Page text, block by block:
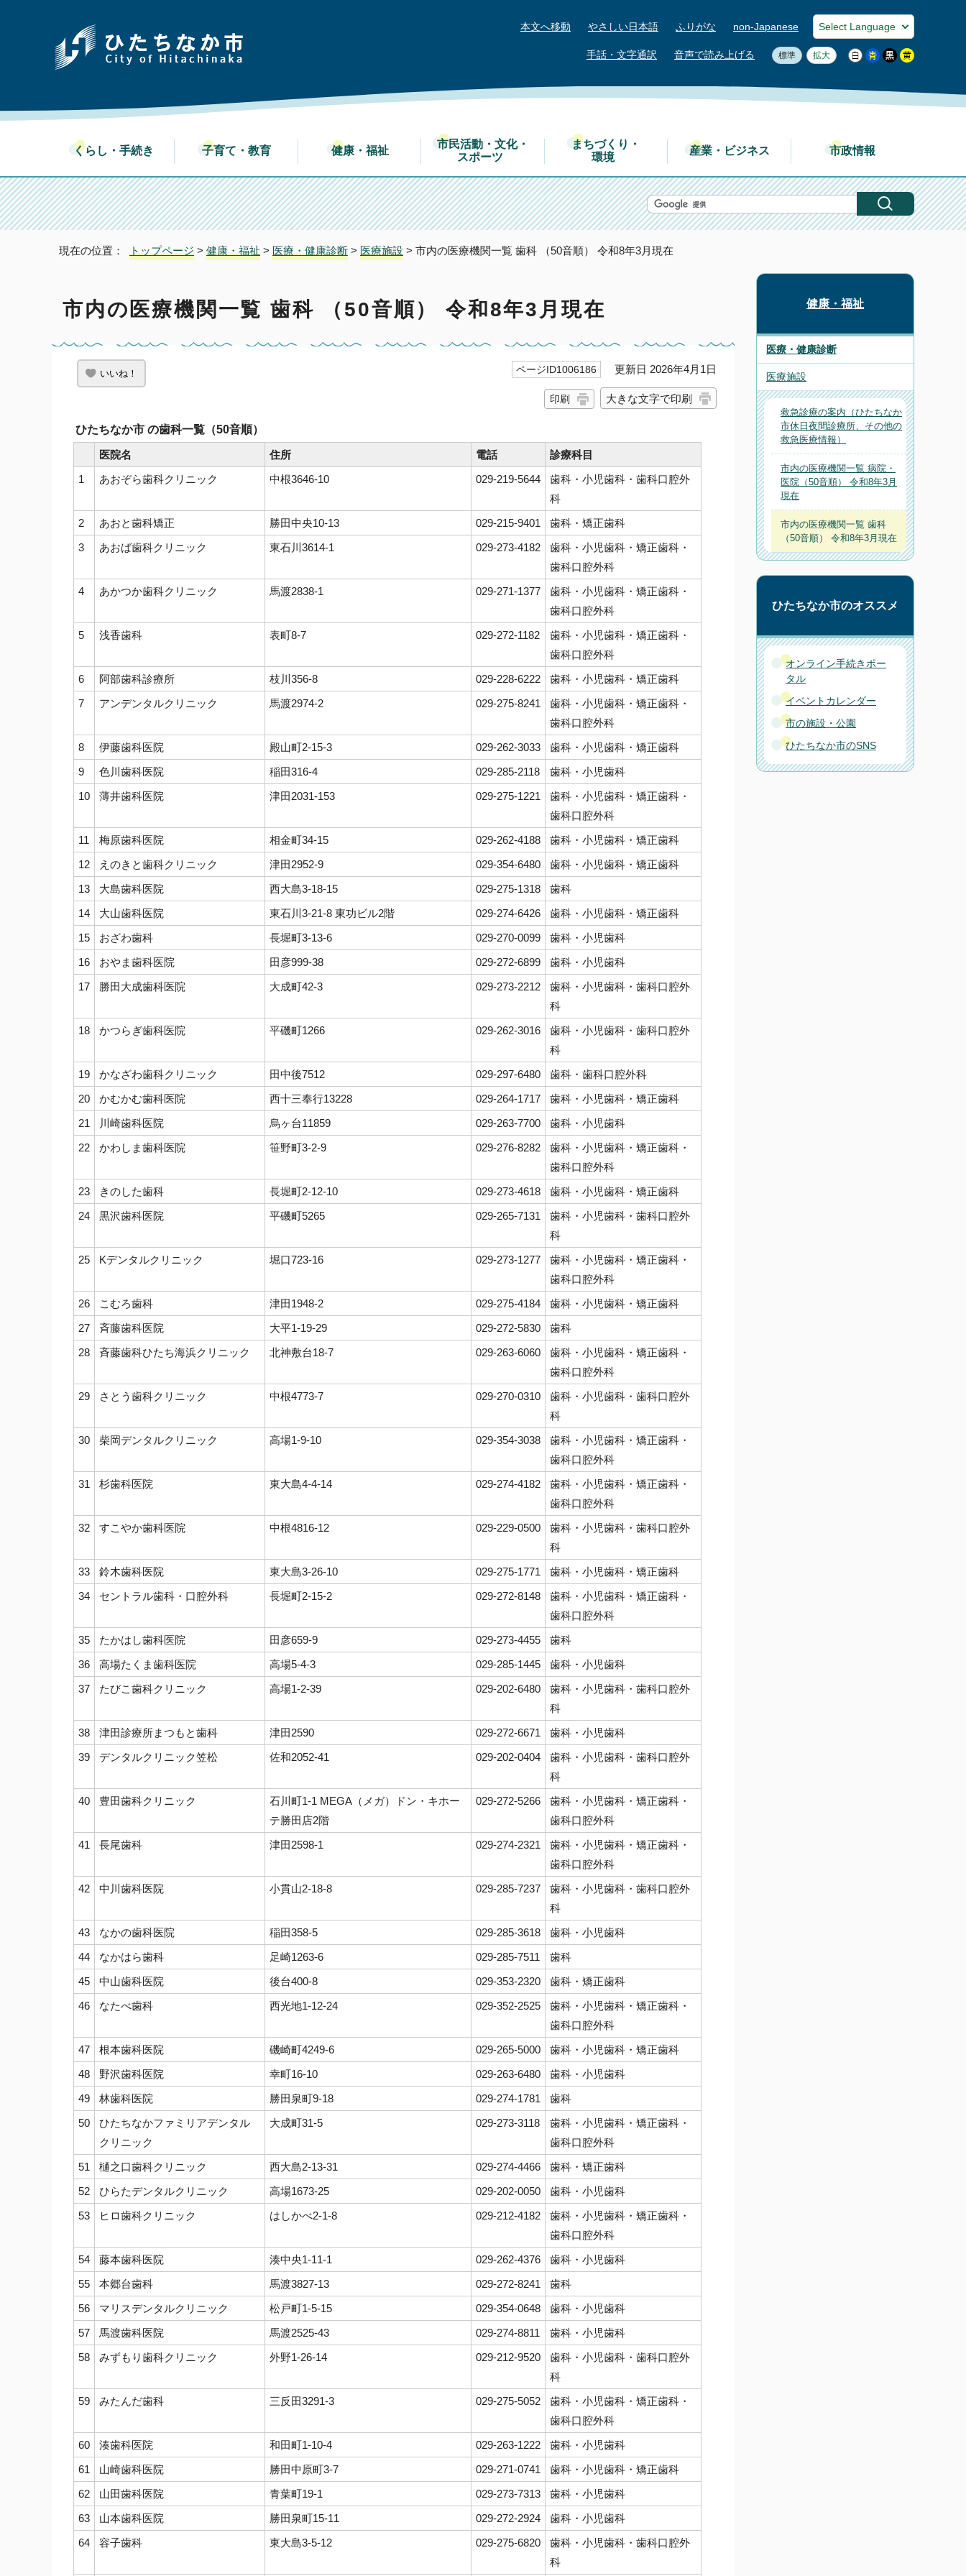
本文へ移動 やさしい日本語 ふりがな non-Japanese
手話・文字通訳 音声で読み上げる 標準 拡大
くらし・手続き 子育て・教育 健康・福祉
市民活動・文化・
スポーツ
まちづくり・
環境
産業・ビジネス 市政情報
現在の位置： トップページ > 健康・福祉 > 医療・健康診断 > 医療施設 > 市内の医療機関一覧 歯科 （50音順） 令和8年3月現在
市内の医療機関一覧 歯科 （50音順） 令和8年3月現在
いいね！ ページID1006186 更新日 2026年4月1日
印刷 大きな文字で印刷
ひたちなか市 の歯科一覧（50音順）
医院名 住所 電話
診療科目
1
あおぞら歯科クリニック 中根3646-10 029-219-5644
歯科・小児歯科・歯科口腔外
科
2
あおと歯科矯正 勝田中央10-13 029-215-9401
歯科・矯正歯科
3
あおば歯科クリニック 東石川3614-1 029-273-4182
歯科・小児歯科・矯正歯科・
歯科口腔外科
4
あかつか歯科クリニック 馬渡2838-1 029-271-1377
歯科・小児歯科・矯正歯科・
歯科口腔外科
5
浅香歯科 表町8-7 029-272-1182
歯科・小児歯科・矯正歯科・
歯科口腔外科
6
阿部歯科診療所 枝川356-8 029-228-6222
歯科・小児歯科・矯正歯科
7
アンデンタルクリニック 馬渡2974-2 029-275-8241
歯科・小児歯科・矯正歯科・
歯科口腔外科
8
伊藤歯科医院 殿山町2-15-3 029-262-3033
歯科・小児歯科・矯正歯科
9
色川歯科医院 稲田316-4 029-285-2118
歯科・小児歯科
10
薄井歯科医院 津田2031-153 029-275-1221
歯科・小児歯科・矯正歯科・
歯科口腔外科
11
梅原歯科医院 相金町34-15 029-262-4188
歯科・小児歯科・矯正歯科
12
えのきと歯科クリニック 津田2952-9 029-354-6480
歯科・小児歯科・矯正歯科
13
大島歯科医院 西大島3-18-15 029-275-1318
歯科
14
大山歯科医院 東石川3-21-8 東功ビル2階 029-274-6426
歯科・小児歯科・矯正歯科
15
おざわ歯科 長堀町3-13-6 029-270-0099
歯科・小児歯科
16
おやま歯科医院 田彦999-38 029-272-6899
歯科・小児歯科
17
勝田大成歯科医院 大成町42-3 029-273-2212
歯科・小児歯科・歯科口腔外
科
18
かつらぎ歯科医院 平磯町1266 029-262-3016
歯科・小児歯科・歯科口腔外
科
19
かなざわ歯科クリニック 田中後7512 029-297-6480
歯科・歯科口腔外科
20
かむかむ歯科医院 西十三奉行13228 029-264-1717
歯科・小児歯科・矯正歯科
21
川崎歯科医院 烏ヶ台11859 029-263-7700
歯科・小児歯科
22
かわしま歯科医院 笹野町3-2-9 029-276-8282
歯科・小児歯科・矯正歯科・
歯科口腔外科
23
きのした歯科 長堀町2-12-10 029-273-4618
歯科・小児歯科・矯正歯科
24
黒沢歯科医院 平磯町5265 029-265-7131
歯科・小児歯科・歯科口腔外
科
25
Kデンタルクリニック 堀口723-16 029-273-1277
歯科・小児歯科・矯正歯科・
歯科口腔外科
26
こむろ歯科 津田1948-2 029-275-4184
歯科・小児歯科・矯正歯科
27
斉藤歯科医院 大平1-19-29 029-272-5830
歯科
28
斉藤歯科ひたち海浜クリニック 北神敷台18-7 029-263-6060
歯科・小児歯科・矯正歯科・
歯科口腔外科
29
さとう歯科クリニック 中根4773-7 029-270-0310
歯科・小児歯科・歯科口腔外
科
30
柴岡デンタルクリニック 高場1-9-10 029-354-3038
歯科・小児歯科・矯正歯科・
歯科口腔外科
31
杉歯科医院 東大島4-4-14 029-274-4182
歯科・小児歯科・矯正歯科・
歯科口腔外科
32
すこやか歯科医院 中根4816-12 029-229-0500
歯科・小児歯科・歯科口腔外
科
33
鈴木歯科医院 東大島3-26-10 029-275-1771
歯科・小児歯科・矯正歯科
34
セントラル歯科・口腔外科 長堀町2-15-2 029-272-8148
歯科・小児歯科・矯正歯科・
歯科口腔外科
35
たかはし歯科医院 田彦659-9 029-273-4455
歯科
36
高場たくま歯科医院 高場5-4-3 029-285-1445
歯科・小児歯科
37
たびこ歯科クリニック 高場1-2-39 029-202-6480
歯科・小児歯科・歯科口腔外
科
38
津田診療所まつもと歯科 津田2590 029-272-6671
歯科・小児歯科
39
デンタルクリニック笠松 佐和2052-41 029-202-0404
歯科・小児歯科・歯科口腔外
科
40
豊田歯科クリニック
石川町1-1 MEGA（メガ）ドン・キホー
テ勝田店2階
029-272-5266
歯科・小児歯科・矯正歯科・
歯科口腔外科
41
長尾歯科 津田2598-1 029-274-2321
歯科・小児歯科・矯正歯科・
歯科口腔外科
42
中川歯科医院 小貫山2-18-8 029-285-7237
歯科・小児歯科・歯科口腔外
科
43
なかの歯科医院 稲田358-5 029-285-3618
歯科・小児歯科
44
なかはら歯科 足崎1263-6 029-285-7511
歯科
45
中山歯科医院 後台400-8 029-353-2320
歯科・矯正歯科
46
なたべ歯科 西光地1-12-24 029-352-2525
歯科・小児歯科・矯正歯科・
歯科口腔外科
47
根本歯科医院 磯崎町4249-6 029-265-5000
歯科・小児歯科・矯正歯科
48
野沢歯科医院 幸町16-10 029-263-6480
歯科・小児歯科
49
林歯科医院 勝田泉町9-18 029-274-1781
歯科
50
ひたちなかファミリアデンタル
クリニック
大成町31-5 029-273-3118
歯科・小児歯科・矯正歯科・
歯科口腔外科
51
樋之口歯科クリニック 西大島2-13-31 029-274-4466
歯科・矯正歯科
52
ひらたデンタルクリニック 高場1673-25 029-202-0050
歯科・小児歯科
53
ヒロ歯科クリニック はしかべ2-1-8 029-212-4182
歯科・小児歯科・矯正歯科・
歯科口腔外科
54
藤本歯科医院 湊中央1-11-1 029-262-4376
歯科・小児歯科
55
本郷台歯科 馬渡3827-13 029-272-8241
歯科
56
マリスデンタルクリニック 松戸町1-5-15 029-354-0648
歯科・小児歯科
57
馬渡歯科医院 馬渡2525-43 029-274-8811
歯科・小児歯科
58
みずもり歯科クリニック 外野1-26-14 029-212-9520
歯科・小児歯科・歯科口腔外
科
59
みたんだ歯科 三反田3291-3 029-275-5052
歯科・小児歯科・矯正歯科・
歯科口腔外科
60
湊歯科医院 和田町1-10-4 029-263-1222
歯科・小児歯科
61
山崎歯科医院 勝田中原町3-7 029-271-0741
歯科・小児歯科・矯正歯科
62
山田歯科医院 青葉町19-1 029-273-7313
歯科・小児歯科
63
山本歯科医院 勝田泉町15-11 029-272-2924
歯科・小児歯科
64
容子歯科 東大島3-5-12 029-275-6820
歯科・小児歯科・歯科口腔外
科
健康・福祉
医療・健康診断
医療施設
救急診療の案内（ひたちなか
市休日夜間診療所、その他の
救急医療情報）
市内の医療機関一覧 病院・
医院（50音順） 令和8年3月
現在
市内の医療機関一覧 歯科
（50音順） 令和8年3月現在
ひたちなか市のオススメ
オンライン手続きポー
タル
イベントカレンダー
市の施設・公園
ひたちなか市のSNS